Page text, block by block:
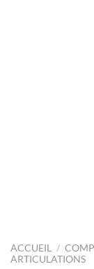
ACCUEIL /
ARTICULATIONS